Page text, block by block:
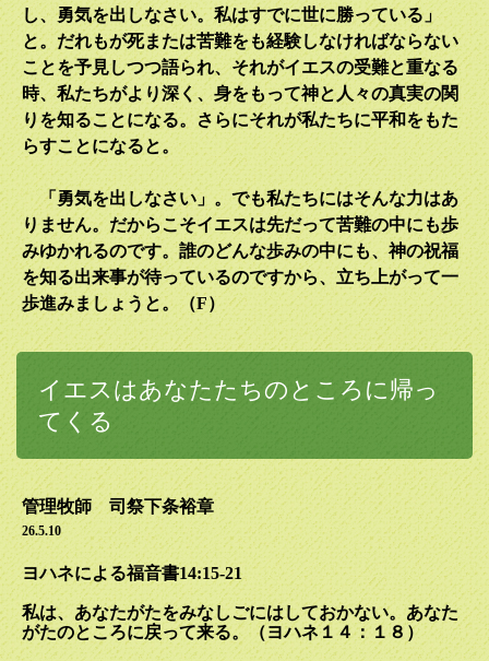
し、勇気を出しなさい。私はすでに世に勝っている」
と。だれもが死または苦難をも経験しなければならない
ことを予見しつつ語られ、それがイエスの受難と重なる
時、私たちがより深く、身をもって神と人々の真実の関
りを知ることになる。さらにそれが私たちに平和をもた
らすことになると。
「勇気を出しなさい」。でも私たちにはそんな力はあ
りません。だからこそイエスは先だって苦難の中にも歩
みゆかれるのです。誰のどんな歩みの中にも、神の祝福
を知る出来事が待っているのですから、立ち上がって一
歩進みましょうと。（F）
イエスはあなたたちのところに帰っ
てくる
管理牧師 司祭下条裕章
26.5.10
ヨハネによる福音書14:15-21
私は、あなたがたをみなしごにはしておかない。あなた
がたのところに戻って来る。（ヨハネ１４：１８）